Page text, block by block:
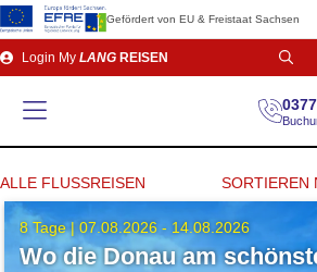
Gefördert von EU & Freistaat Sachsen
Direkt
zum
Login My LANG REISEN
ALLE FLUSSREISEN SORTIEREN
8 Tage |07.08.2026 - 14.08.2026
Wo die Donau am